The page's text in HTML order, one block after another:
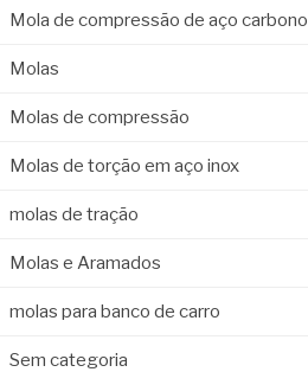
Mola de compressão de aço carbono
Molas
Molas de compressão
Molas de torção em aço inox
molas de tração
Molas e Aramados
molas para banco de carro
Sem categoria